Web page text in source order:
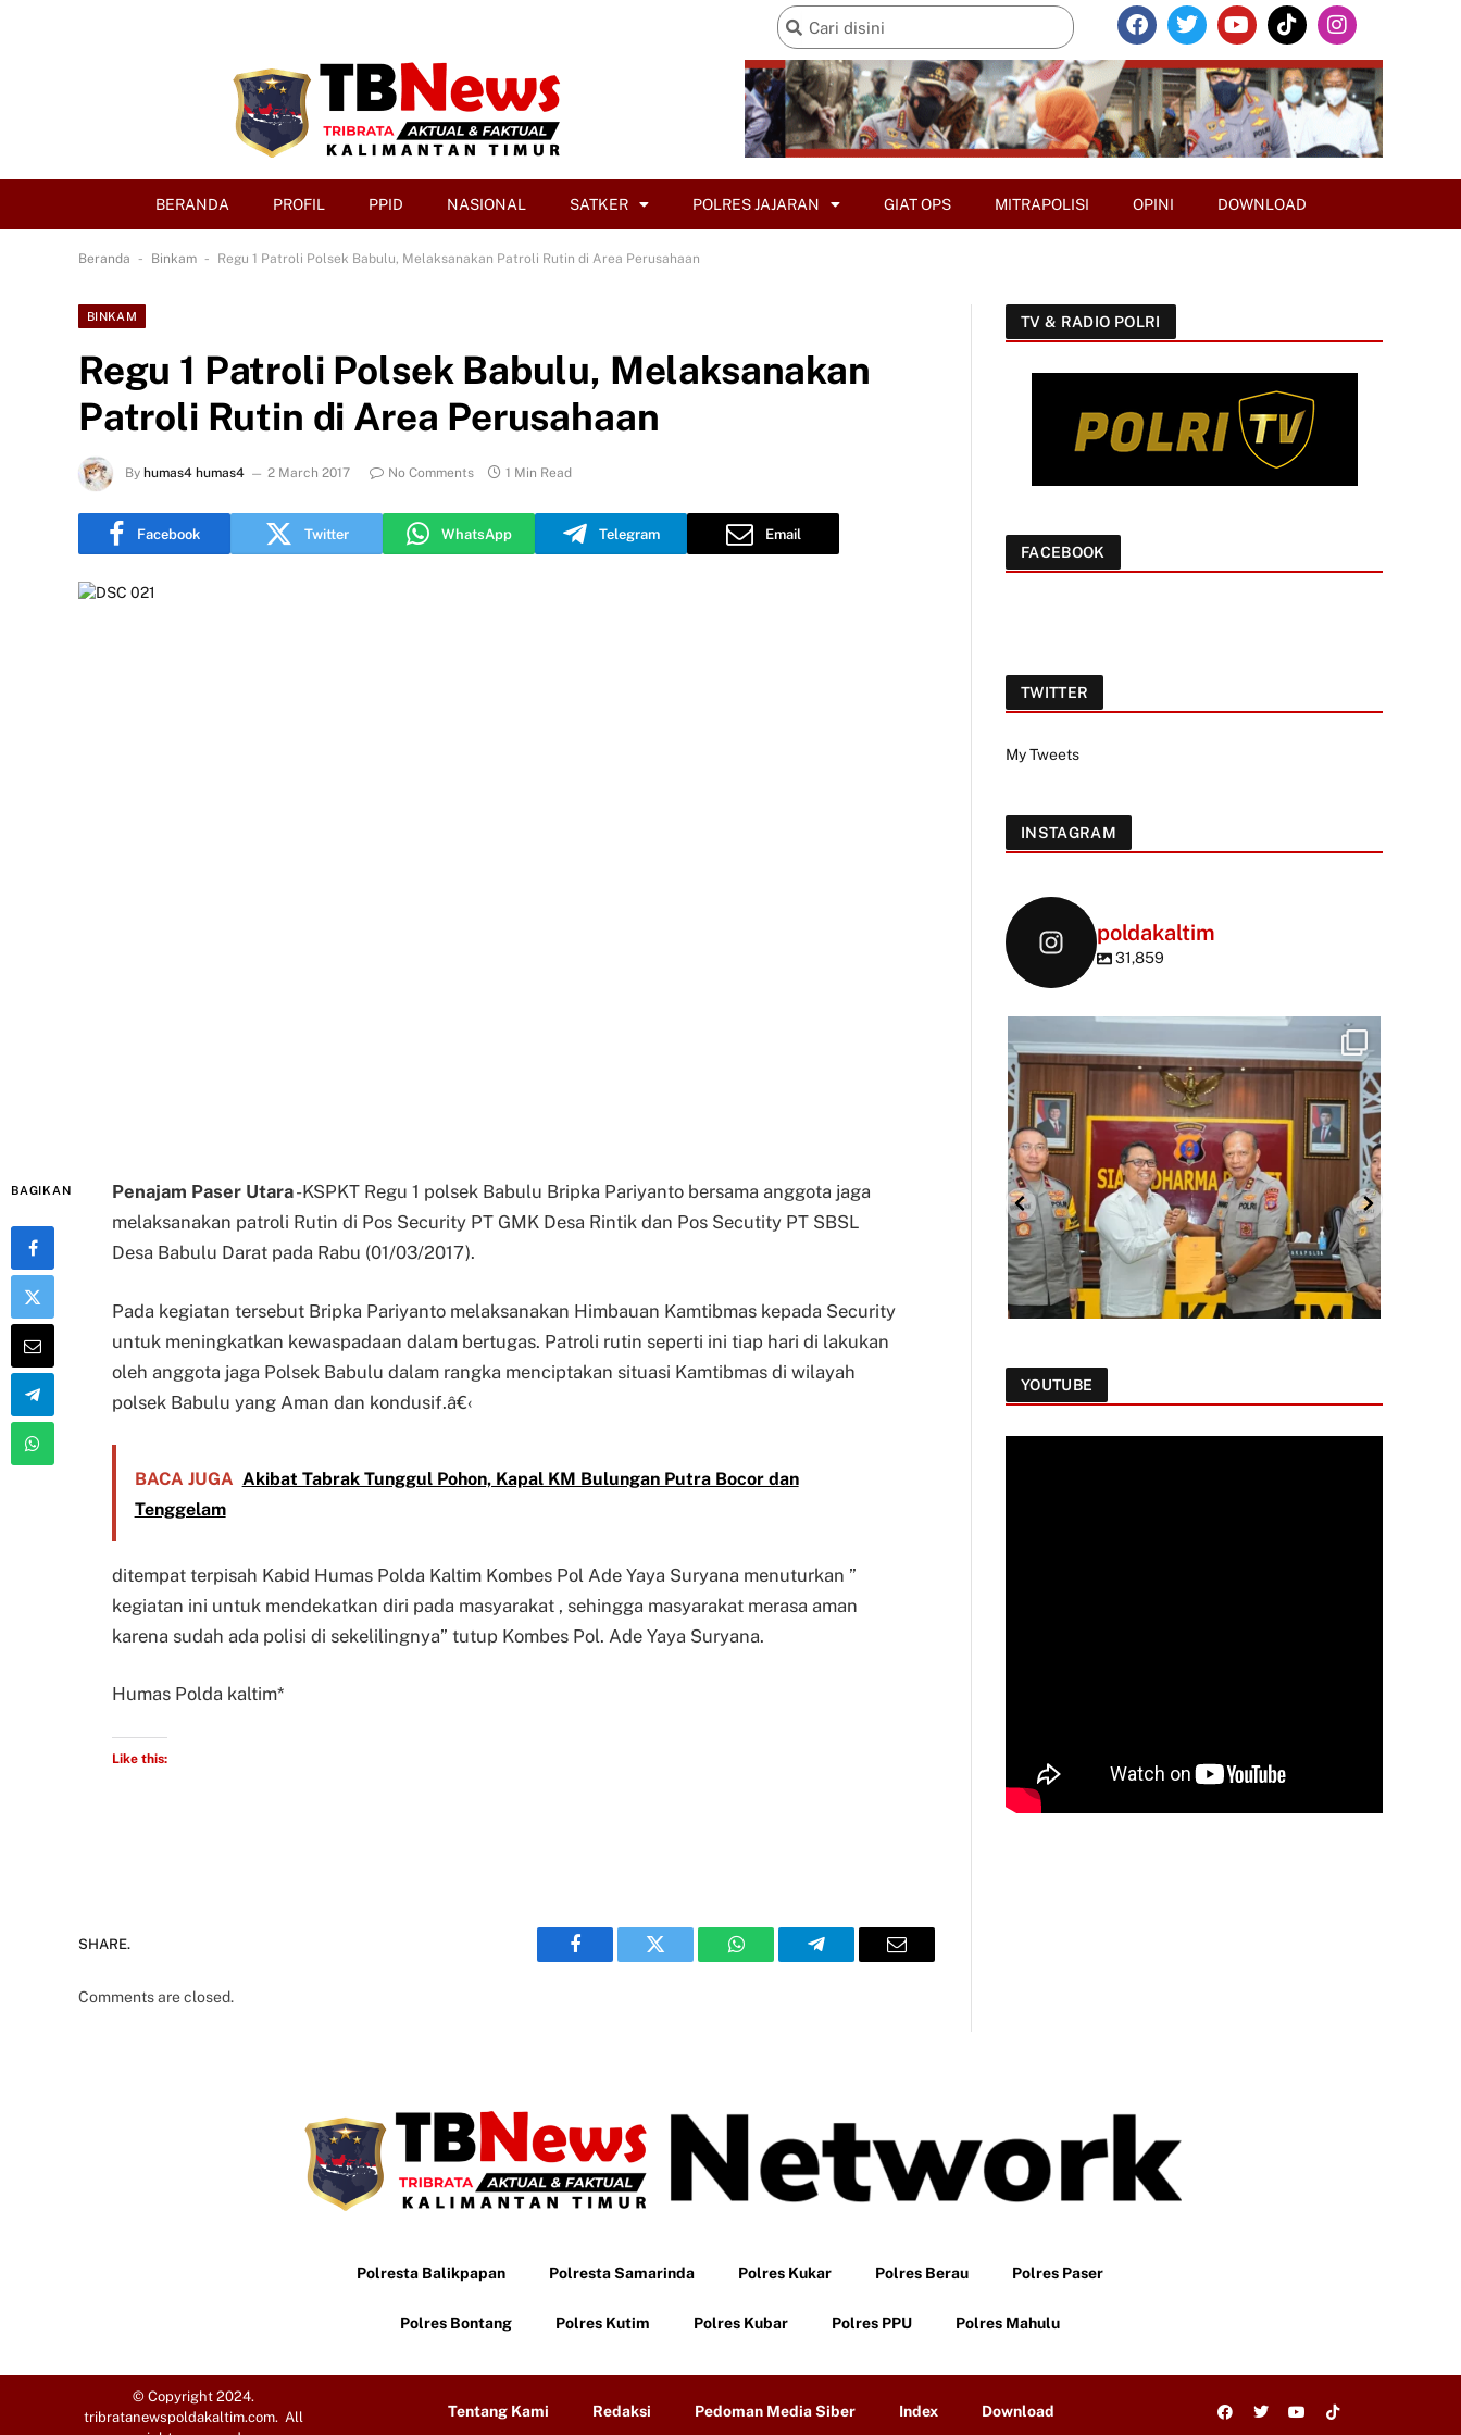
BERANDA PROFIL PPID NASIONAL SATKER POLRES JAJARAN GIAT OPS MITRAPOLISI OPINI DOWNLOAD
Beranda - Binkam - Regu 1 Patroli Polsek Babulu, Melaksanakan Patroli Rutin di Area Perusahaan
BINKAM
Regu 1 Patroli Polsek Babulu, Melaksanakan
Patroli Rutin di Area Perusahaan
By humas4 humas4 2 March 2017 No Comments 1 Min Read
Facebook Twitter WhatsApp Telegram Email
BAGIKAN Penajam Paser Utara-KSPKT Regu 1 polsek Babulu Bripka Pariyanto bersama anggota jaga
melaksanakan patroli Rutin di Pos Security PT GMK Desa Rintik dan Pos Secutity PT SBSL
Desa Babulu Darat pada Rabu (01/03/2017).
Pada kegiatan tersebut Bripka Pariyanto melaksanakan Himbauan Kamtibmas kepada Security
untuk meningkatkan kewaspadaan dalam bertugas. Patroli rutin seperti ini tiap hari di lakukan
oleh anggota jaga Polsek Babulu dalam rangka menciptakan situasi Kamtibmas di wilayah
polsek Babulu yang Aman dan kondusif.â€‹
BACA JUGA Akibat Tabrak Tunggul Pohon, Kapal KM Bulungan Putra Bocor dan
Tenggelam
ditempat terpisah Kabid Humas Polda Kaltim Kombes Pol Ade Yaya Suryana menuturkan ”
kegiatan ini untuk mendekatkan diri pada masyarakat , sehingga masyarakat merasa aman
karena sudah ada polisi di sekelilingnya” tutup Kombes Pol. Ade Yaya Suryana.
Humas Polda kaltim*
Like this:
SHARE.
Facebook Twitter WhatsAppTelegram Email
Comments are closed.
TV & RADIO POLRI
FACEBOOK
TWITTER
My Tweets
INSTAGRAM
poldakaltim
31,859
YOUTUBE
Polresta Balikpapan Polresta Samarinda Polres Kukar Polres Berau Polres Paser
Polres Bontang Polres Kutim Polres Kubar Polres PPU Polres Mahulu
© Copyright 2024.
tribratanewspoldakaltim.com. All
Tentang Kami Redaksi Pedoman Media Siber Index Download